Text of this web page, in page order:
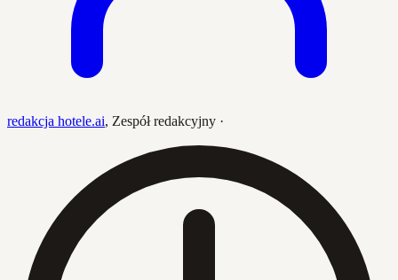
redakcja hotele.ai, Zespół redakcyjny ·